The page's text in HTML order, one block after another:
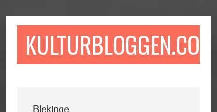
till
till
sidofältet
till
KULTURBLOGGEN.COM
Blekinge